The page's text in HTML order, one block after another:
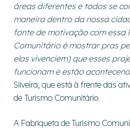
áreas diferentes e todos se
maneira dentro da nossa
fonte de motivação com essa
Comunitário é mostrar pras
elas vivenciem) que esses
funcionam e estão
Silveira, que está à frente das
de Turismo Comunitário.
A Fabriqueta de Turismo